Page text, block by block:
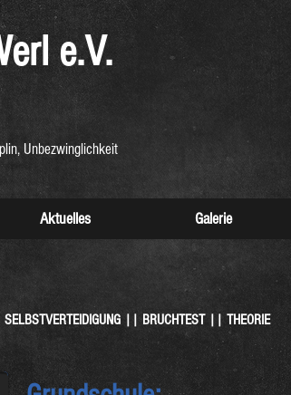
e.V.
Unbezwinglichkeit
Aktuelles Galerie
|| BRUCHTEST || THEORIE